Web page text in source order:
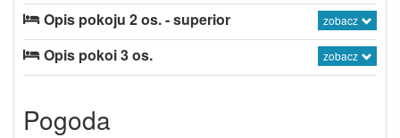
Opis pokoju 2 os. - superior zobacz
Opis pokoi 3 os. zobacz
Pogoda